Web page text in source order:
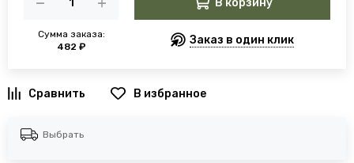
Сумма заказа:
482 ₽
В корзину
Заказ в один клик
В избранное
Выбрать